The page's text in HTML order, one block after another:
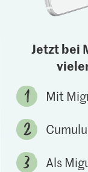
Jetzt bei
Mit
Als